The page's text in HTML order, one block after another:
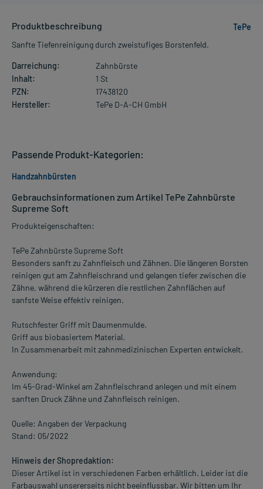
Produktbeschreibung
TePe
Sanfte Tiefenreinigung durch zweistufiges Borstenfeld.
Darreichung:
Zahnbürste
Inhalt:
1 St
PZN:
17438120
Hersteller:
TePe D-A-CH GmbH
Gebrauchsinformationen zum Artikel TePe Zahnbürste
Supreme Soft
Produkteigenschaften:
TePe Zahnbürste Supreme Soft
Besonders sanft zu Zahnfleisch und Zähnen. Die längeren Borsten
reinigen gut am Zahnfleischrand und gelangen tiefer zwischen die
Zähne, während die kürzeren die restlichen Zahnflächen auf
sanfste Weise effektiv reinigen.
Rutschfester Griff mit Daumenmulde.
Griff aus biobasiertem Material.
In Zusammenarbeit mit zahnmedizinischen Experten entwickelt.
Anwendung:
Im 45-Grad-Winkel am Zahnfleischrand anlegen und mit einem
sanften Druck Zähne und Zahnfleisch reinigen.
Quelle: Angaben der Verpackung
Stand: 05/2022
Hinweis der Shopredaktion:
Dieser Artikel ist in verschiedenen Farben erhältlich. Leider ist die
Farbauswahl unsererseits nicht beeinflussbar. Wir bitten um Ihr
Passende Produkt-Kategorien:
Handzahnbürsten